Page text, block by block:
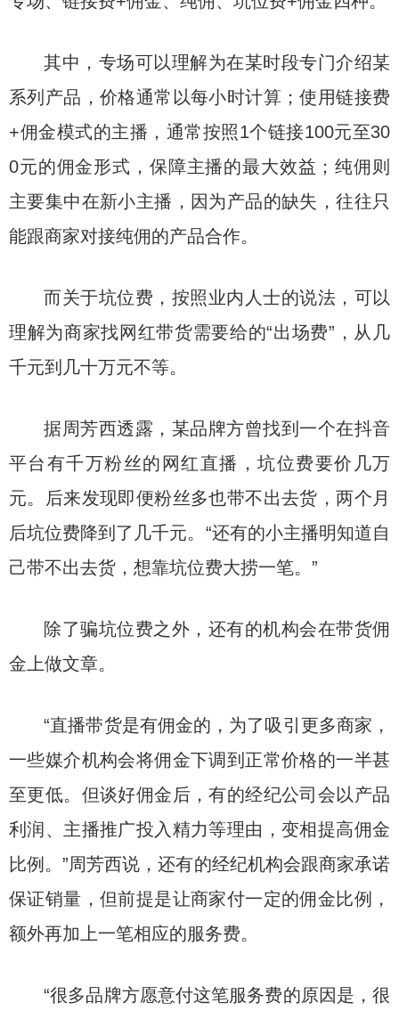
其中，专场可以理解为在某时段专门介绍某
系列产品，价格通常以每小时计算；使用链接费
+佣金模式的主播，通常按照1个链接100元至30
0元的佣金形式，保障主播的最大效益；纯佣则
主要集中在新小主播，因为产品的缺失，往往只
能跟商家对接纯佣的产品合作。
而关于坑位费，按照业内人士的说法，可以
理解为商家找网红带货需要给的“出场费”，从几
千元到几十万元不等。
据周芳西透露，某品牌方曾找到一个在抖音
平台有千万粉丝的网红直播，坑位费要价几万
元。后来发现即便粉丝多也带不出去货，两个月
后坑位费降到了几千元。“还有的小主播明知道自
己带不出去货，想靠坑位费大捞一笔。”
除了骗坑位费之外，还有的机构会在带货佣
金上做文章。
“直播带货是有佣金的，为了吸引更多商家，
一些媒介机构会将佣金下调到正常价格的一半甚
至更低。但谈好佣金后，有的经纪公司会以产品
利润、主播推广投入精力等理由，变相提高佣金
比例。”周芳西说，还有的经纪机构会跟商家承诺
保证销量，但前提是让商家付一定的佣金比例，
额外再加上一笔相应的服务费。
“很多品牌方愿意付这笔服务费的原因是，很